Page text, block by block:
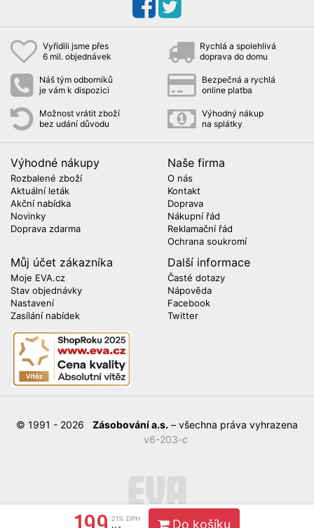
21% DPH Do košíku
Vyřídili jsme přes
6 mil. objednávek
Rychlá a spolehlivá
doprava do domu
Náš tým odborníků
je vám k dispozici
Bezpečná a rychlá
online platba
Možnost vrátit zboží
bez udání důvodu
Výhodný nákup
na splátky
Výhodné nákupy
Rozbalené zboží
Aktuální leták
Akční nabídka
Novinky
Doprava zdarma
Naše firma
O nás
Kontakt
Doprava
Nákupní řád
Reklamační řád
Ochrana soukromí
Můj účet zákazníka
Moje EVA.cz
Stav objednávky
Nastavení
Zasílání nabídek
Další informace
Časté dotazy
Nápověda
Facebook
Twitter
© 1991 - 2026 Zásobování a.s. – všechna práva vyhrazena
v6-203-c